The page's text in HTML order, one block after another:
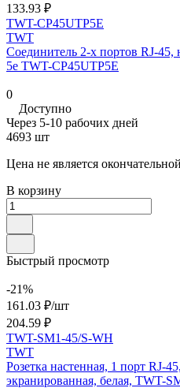
133.93 ₽
TWT-CP45UTP5E
TWT
Соединитель 2-х портов RJ-45,
5е TWT-CP45UTP5E
0
Доступно
Через 5-10 рабочих дней
4693 шт
Цена не является окончательной
В корзину
Быстрый просмотр
-21%
161.03 ₽/шт
204.59 ₽
TWT-SM1-45/S-WH
TWT
Розетка настенная, 1 порт RJ-
экранированная, белая, TWT-